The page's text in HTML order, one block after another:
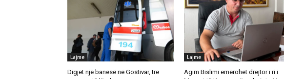
Lajme
Digjet një banesë në Gostivar, tre
Lajme
Agim Bislimi emërohet drejtor i ri i